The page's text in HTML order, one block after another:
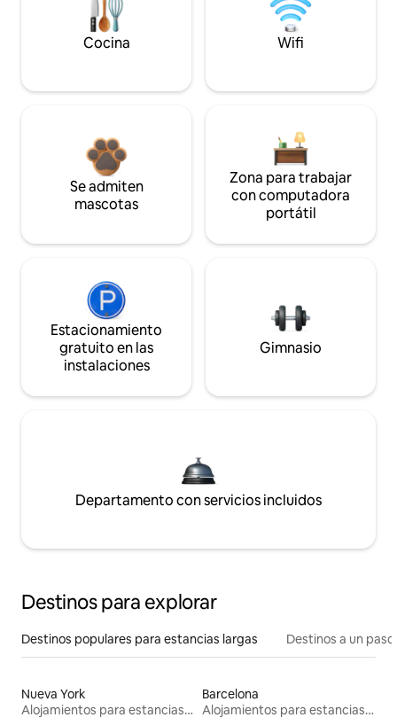
Cocina Wifi
Se admiten
mascotas
Zona para trabajar
con computadora
portátil
Estacionamiento
gratuito en las
instalaciones
Gimnasio
Departamento con servicios incluidos
Destinos para explorar
Destinos populares para estancias largas Destinos a un
Nueva York
Alojamientos para estancias largas
Barcelona
Alojamientos para estancias largas